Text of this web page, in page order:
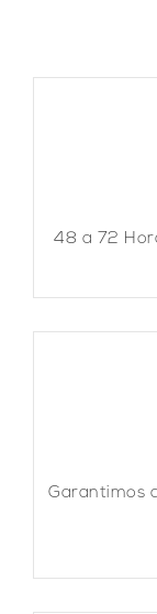
48 a 72
Garantimos